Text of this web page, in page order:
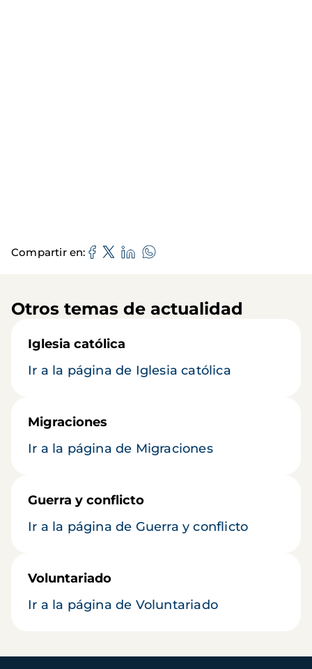
Compartir en
Otros temas de actualidad
Iglesia católica
Ir a la página de Iglesia católica
Migraciones
Ir a la página de Migraciones
Guerra y conflicto
Ir a la página de Guerra y conflicto
Voluntariado
Ir a la página de Voluntariado